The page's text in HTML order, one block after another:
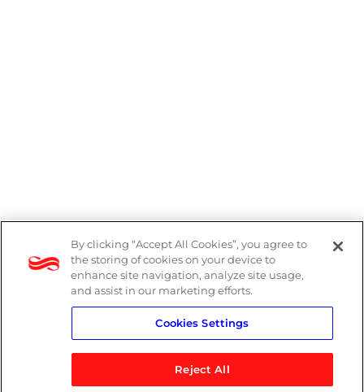
Denúncias
Política de Privacidade
Política do Sistema de Gestão Integrado
By clicking “Accept All Cookies”, you agree to
the storing of cookies on your device to
enhance site navigation, analyze site usage,
and assist in our marketing efforts.
Cookies Settings
Reject All